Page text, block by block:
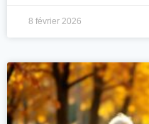
8 février 2026